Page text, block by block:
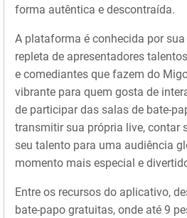
forma autêntica e descontraída.
A plataforma é conhecida por
repleta de apresentadores
e comediantes que fazem do
vibrante para quem gosta de
de participar das salas de bate-
transmitir sua própria live, contar
seu talento para uma audiência
momento mais especial e
Entre os recursos do aplicativo,
bate-papo gratuitas, onde até 9